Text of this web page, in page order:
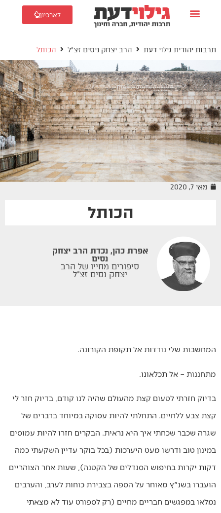
לארכיון
תרבות יהודית גילוי דעת הרב יצחק ניסים זצ"ל הכותל
מאי 7, 2020
הכותל
אפרת כהן, נכדת הרב יצחק
נסים
סיפורים מחייו של הרב
יצחק נסים זצ"ל
המחשבות שלי נודדות אל תקופת הקורונה.
מתחננות – אל תכלאונו.
בדיוק חזרתי לטעום קצת מהעולם שהיה לנו קודם, בדיוק חזר לי
קצת צבע ללחיים. התחלתי להיות עסוקה במיוחד בדברים של
שגרה שכבר שכחתי איך היא נראית. הבקרים חזרו להיות עמוסים
במינון טוב ודרשו מעט היערכות (בכל בוקר עדיין השקעתי כמה
דקות יקרות בחיפוש הסנדלים של הקטנה), שעות אחר הצוהריים
הועברו בשנ"ץ מאוחר על הספה בצבירת כוחות לערב, והערבים
נמלאו במפגשים חבריים מחיים (רק לספורט עוד לא מצאתי